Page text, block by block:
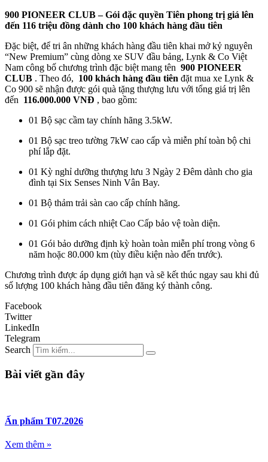
900 PIONEER CLUB – Gói đặc quyền Tiên phong trị giá lên
đến 116 triệu đồng dành cho 100 khách hàng đầu tiên
Đặc biệt, để tri ân những khách hàng đầu tiên khai mở kỷ nguyên
“New Premium” cùng dòng xe SUV đầu bảng, Lynk & Co Việt
Nam công bố chương trình đặc biệt mang tên 900 PIONEER
CLUB . Theo đó, 100 khách hàng đầu tiên đặt mua xe Lynk &
Co 900 sẽ nhận được gói quà tặng thượng lưu với tổng giá trị lên
đến 116.000.000 VNĐ , bao gồm:
01 Bộ sạc cầm tay chính hãng 3.5kW.
01 Bộ sạc treo tường 7kW cao cấp và miễn phí toàn bộ chi
phí lắp đặt.
01 Kỳ nghỉ dưỡng thượng lưu 3 Ngày 2 Đêm dành cho gia
đình tại Six Senses Ninh Vân Bay.
01 Bộ thảm trải sàn cao cấp chính hãng.
01 Gói phim cách nhiệt Cao Cấp bảo vệ toàn diện.
01 Gói bảo dưỡng định kỳ hoàn toàn miễn phí trong vòng 6
năm hoặc 80.000 km (tùy điều kiện nào đến trước).
Chương trình được áp dụng giới hạn và sẽ kết thúc ngay sau khi đủ
số lượng 100 khách hàng đầu tiên đăng ký thành công.
Facebook
Twitter
LinkedIn
Telegram
Search
Bài viết gần đây
Ấn phẩm T07.2026
Xem thêm »